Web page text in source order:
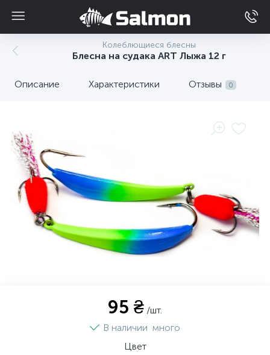
Колеблющиеся блесны
Блесна на судака ART Лыжа 12 г
Описание Характеристики Отзывы 0
95 ₴ /шт.
В наличии много
Цвет